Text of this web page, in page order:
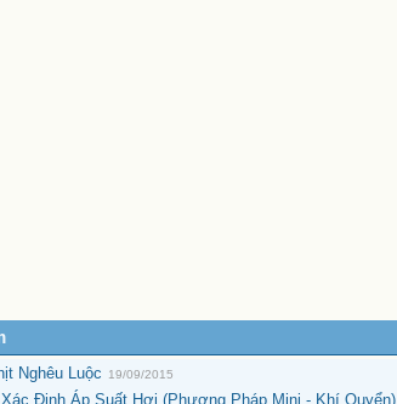
Nghêu Luộc 19/09/2015
Định Áp Suất Hơi (Phương Pháp Mini - Khí Quyển)